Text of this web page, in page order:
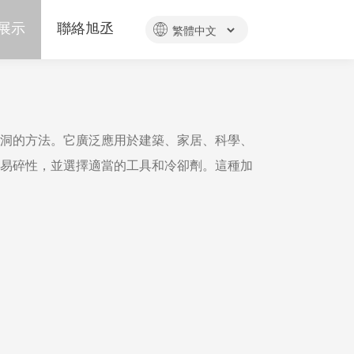
示 聯絡旭丞
的方法。它廣泛應用於建築、家居、科學、
碎性，並選擇適當的工具和冷卻劑。這種加